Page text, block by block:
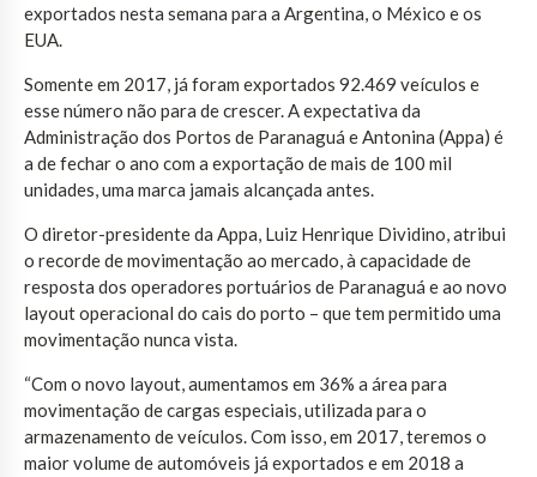
exportados nesta semana para a Argentina, o México e os
EUA.
Somente em 2017, já foram exportados 92.469 veículos e
esse número não para de crescer. A expectativa da
Administração dos Portos de Paranaguá e Antonina (Appa) é
a de fechar o ano com a exportação de mais de 100 mil
unidades, uma marca jamais alcançada antes.
O diretor-presidente da Appa, Luiz Henrique Dividino, atribui
o recorde de movimentação ao mercado, à capacidade de
resposta dos operadores portuários de Paranaguá e ao novo
layout operacional do cais do porto – que tem permitido uma
movimentação nunca vista.
“Com o novo layout, aumentamos em 36% a área para
movimentação de cargas especiais, utilizada para o
armazenamento de veículos. Com isso, em 2017, teremos o
maior volume de automóveis já exportados e em 2018 a